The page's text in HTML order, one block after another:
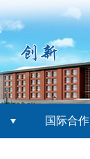
国际合作